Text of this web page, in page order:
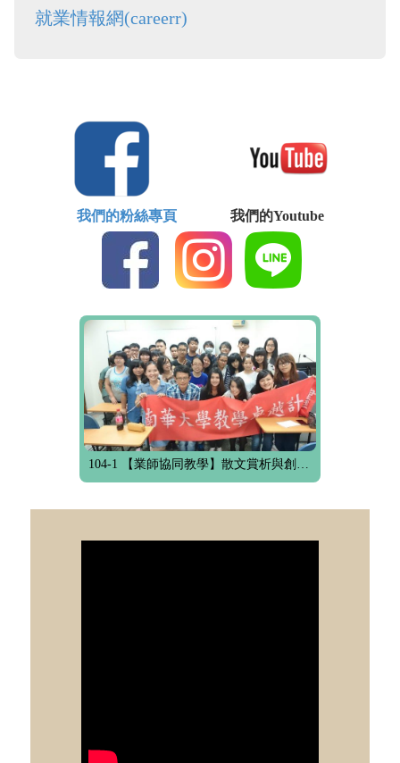
就業情報網(careerr)
我們的粉絲專頁 我們的Youtube